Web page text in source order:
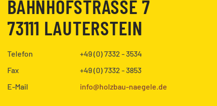
BAHNHOFSTRASSE 7
73111 LAUTERSTEIN
Telefon
+49 (0) 7332 - 3534
Fax
+49 (0) 7332 - 3853
E-Mail
info@holzbau-naegele.de